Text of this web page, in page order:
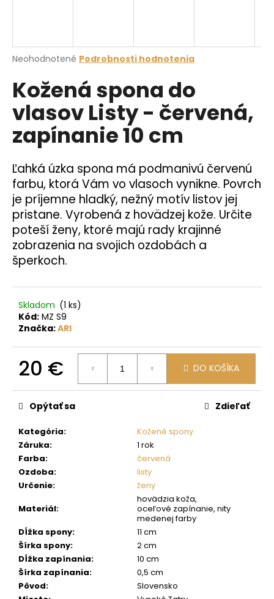
Priemerné
produktu
je
z
5
hviezdičiek.
Neohodnotené Podrobnosti hodnotenia
Kožená spona do
vlasov Listy - červená,
zapínanie 10 cm
Ľahká úzka spona má podmanivú červenú
farbu, ktorá Vám vo vlasoch vynikne. Povrch
je príjemne hladký, nežný motív listov jej
pristane. Vyrobená z hovädzej kože. Určite
poteší ženy, ktoré majú rady krajinné
zobrazenia na svojich ozdobách a
šperkoch.
Skladom (1 ks)
Kód: MZ S9
Značka:ARI
20 €
cena:
DO KOŠÍKA
Kategória:
Kožené spony
Záruka:
1 rok
Farba:
červená
Ozdoba:
listy
Určenie:
ženy
Materiál:
hovädzia koža,
oceľové zapínanie, nity
medenej farby
Dĺžka spony:
11 cm
Šírka spony:
2 cm
Dĺžka zapínania:
10 cm
Šírka zapínania:
0,5 cm
Pôvod:
Slovensko
Opýtať sa Zdieľať
s
ť
?
HĽADAŤ
O
d
p
o
r
ú
a
m
e